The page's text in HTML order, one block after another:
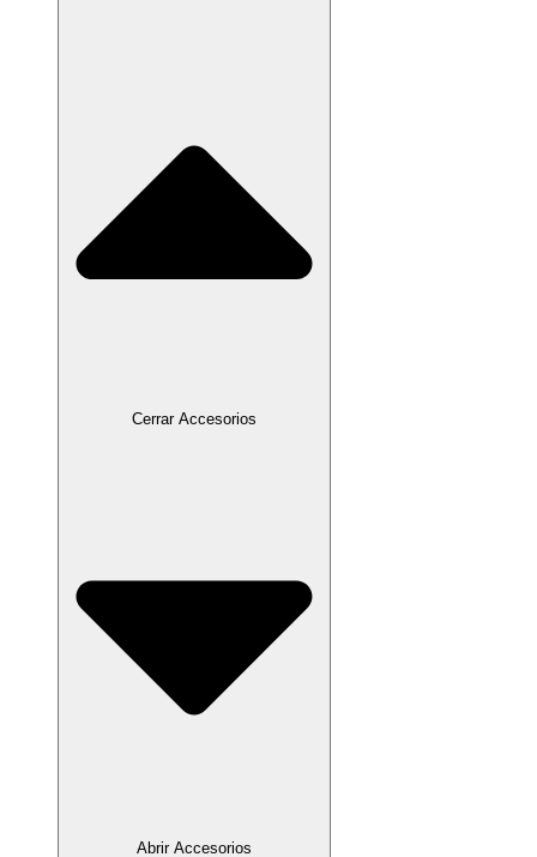
Cerrar Accesorios
Abrir Accesorios